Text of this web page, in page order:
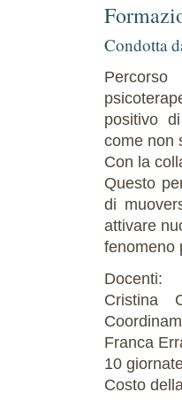
Condotta
positivo
come non
Con la
Questo
di
attivare
fenomeno
Docenti:
Cristina
Franca
10
Costo